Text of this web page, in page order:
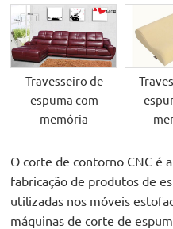
Travesseiro de
espuma com
memória
O corte de contorno CNC é
fabricação de produtos de
utilizadas nos móveis
máquinas de corte de